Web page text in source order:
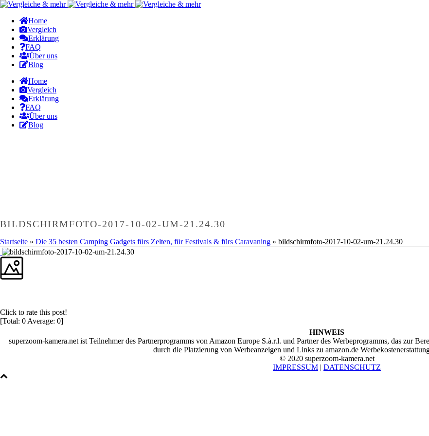
Home
Vergleich
Erklärung
FAQ
Über uns
Blog
Home
Vergleich
Erklärung
FAQ
Über uns
Blog
BILDSCHIRMFOTO-2017-10-02-UM-21.24.30
Startseite » Die 35 besten Camping Gadgets fürs Zelten, für Festivals & fürs Caravaning » bildschirmfoto-2017-10-02-um-21.24.30
Click to rate this post!
[Total: 0 Average: 0]
HINWEIS
superzoom-kamera.net ist Teilnehmer des Partnerprogramms von Amazon Europe S.à.r.l. und Partner des Werbeprogramms, das zur
durch die Platzierung von Werbeanzeigen und Links zu amazon.de
© 2020 superzoom-kamera.net
IMPRESSUM | DATENSCHUTZ